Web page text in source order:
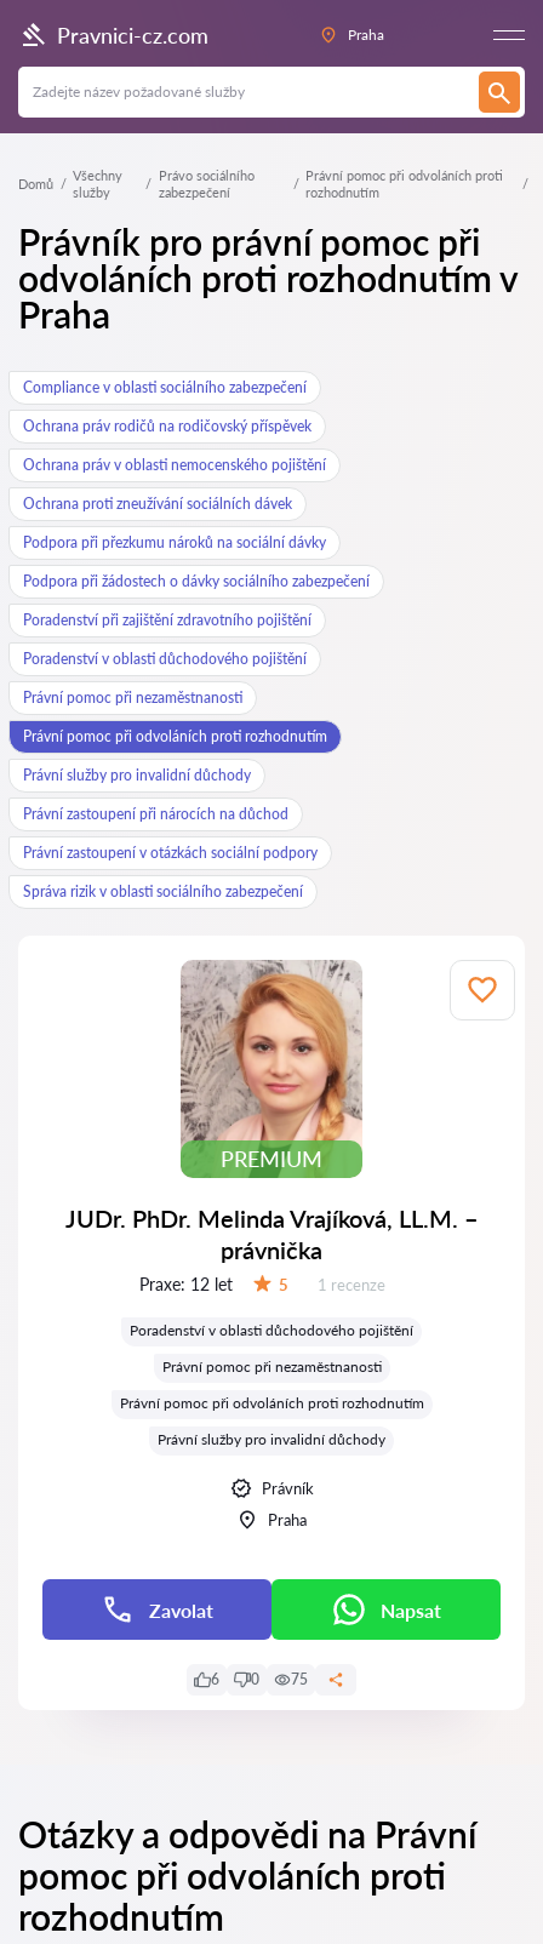
Pravnici-cz.com Praha
Domů
Všechny
služby
Právo sociálního
zabezpečení
Právní pomoc při odvoláních proti
rozhodnutím
Právník pro právní pomoc při
odvoláních proti rozhodnutím v
Praha
Compliance v oblasti sociálního zabezpečení
Ochrana práv rodičů na rodičovský příspěvek
Ochrana práv v oblasti nemocenského pojištění
Ochrana proti zneužívání sociálních dávek
Podpora při přezkumu nároků na sociální dávky
Podpora při žádostech o dávky sociálního zabezpečení
Poradenství při zajištění zdravotního pojištění
Poradenství v oblasti důchodového pojištění
Právní pomoc při nezaměstnanosti
Právní pomoc při odvoláních proti rozhodnutím
Právní služby pro invalidní důchody
Právní zastoupení při nárocích na důchod
Právní zastoupení v otázkách sociální podpory
Správa rizik v oblasti sociálního zabezpečení
PREMIUM
JUDr. PhDr. Melinda Vrajíková, LL.M. –
právnička
Praxe: 12 let 5 Recenzí:
1 recenze
Poradenství v oblasti důchodového pojištění
Právní pomoc při nezaměstnanosti
Právní pomoc při odvoláních proti rozhodnutím
Právní služby pro invalidní důchody
Právník
Praha
Zavolat Napsat
6 0 75
Otázky a odpovědi na Právní
pomoc při odvoláních proti
rozhodnutím